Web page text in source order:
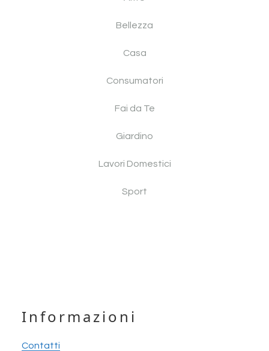
Bellezza
Casa
Consumatori
Fai da Te
Giardino
Lavori Domestici
Sport
Footer
Informazioni
Contatti